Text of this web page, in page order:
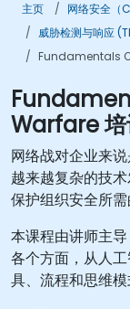
主页
网络安全（
威胁检测与响应
Fundamentals
Warfare 培
网络战对企业来
越来越复杂的技
保护组织安全所需
本课程由讲师主
各个方面，从人
具、流程和思维模